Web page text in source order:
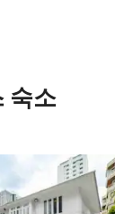
숙소